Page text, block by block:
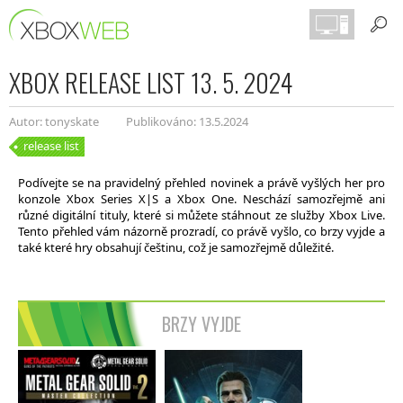
XBOX RELEASE LIST 13. 5. 2024
Autor: tonyskate
Publikováno: 13.5.2024
release list
Podívejte se na pravidelný přehled novinek a právě vyšlých her pro
konzole Xbox Series X|S a Xbox One. Neschází samozřejmě ani
různé digitální tituly, které si můžete stáhnout ze služby Xbox Live.
Tento přehled vám názorně prozradí, co právě vyšlo, co brzy vyjde a
také které hry obsahují češtinu, což je samozřejmě důležité.
BRZY VYJDE